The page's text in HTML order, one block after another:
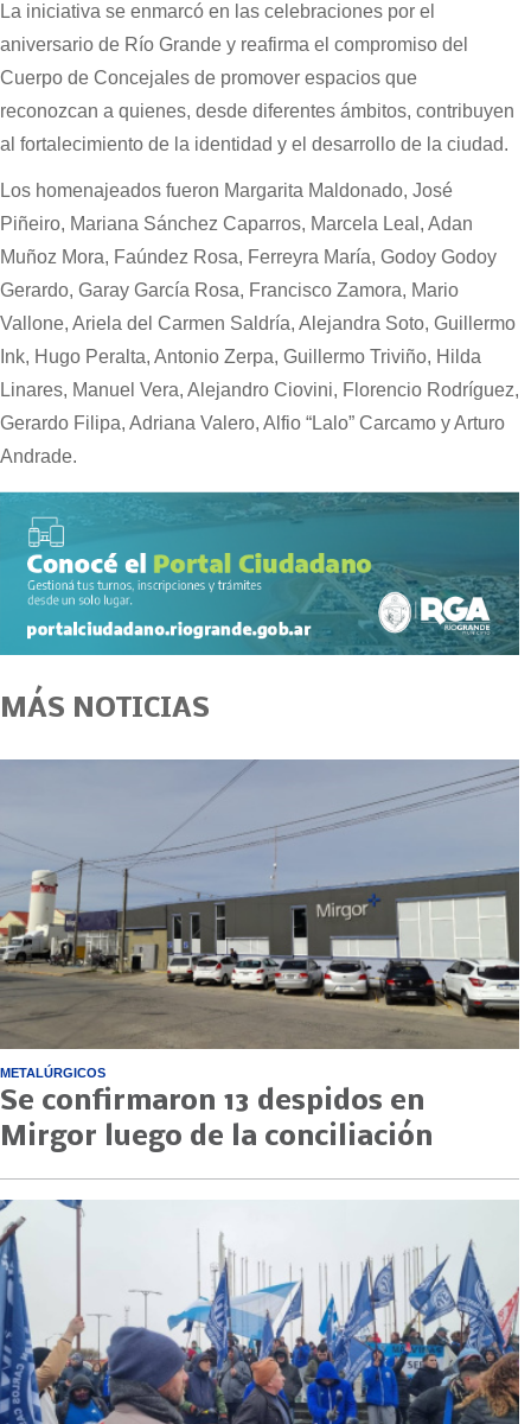
La iniciativa se enmarcó en las celebraciones por el
aniversario de Río Grande y reafirma el compromiso del
Cuerpo de Concejales de promover espacios que
reconozcan a quienes, desde diferentes ámbitos, contribuyen
al fortalecimiento de la identidad y el desarrollo de la ciudad.
Los homenajeados fueron Margarita Maldonado, José
Piñeiro, Mariana Sánchez Caparros, Marcela Leal, Adan
Muñoz Mora, Faúndez Rosa, Ferreyra María, Godoy Godoy
Gerardo, Garay García Rosa, Francisco Zamora, Mario
Vallone, Ariela del Carmen Saldría, Alejandra Soto, Guillermo
Ink, Hugo Peralta, Antonio Zerpa, Guillermo Triviño, Hilda
Linares, Manuel Vera, Alejandro Ciovini, Florencio Rodríguez,
Gerardo Filipa, Adriana Valero, Alfio “Lalo” Carcamo y Arturo
Andrade.
MÁS NOTICIAS
METALÚRGICOS
Se confirmaron 13 despidos en
Mirgor luego de la conciliación